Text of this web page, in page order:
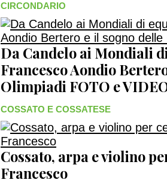
CIRCONDARIO
Da Candelo ai Mondiali
Francesco Aondio
Olimpiadi FOTO e
COSSATO E COSSATESE
Cossato, arpa e violino
Francesco